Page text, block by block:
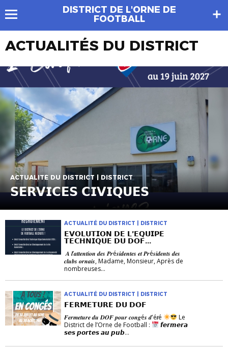
DISTRICT DE L'ORNE DE
FOOTBALL
ACTUALITÉS DU DISTRICT
ACTUALITÉ DU DISTRICT | DISTRICT
𝗦𝗘𝗥𝗩𝗜𝗖𝗘𝗦 𝗖𝗜𝗩𝗜𝗤𝗨𝗘𝗦
ACTUALITÉ DU DISTRICT | DISTRICT
𝗘𝗩𝗢𝗟𝗨𝗧𝗜𝗢𝗡 𝗗𝗘 𝗟’𝗘𝗤𝗨𝗜𝗣𝗘
𝗧𝗘𝗖𝗛𝗡𝗜𝗤𝗨𝗘 𝗗𝗨 𝗗𝗢𝗙...
𝑨 𝒍’𝒂𝒕𝒕𝒆𝒏𝒕𝒊𝒐𝒏 𝒅𝒆𝒔 𝑷𝒓é𝒔𝒊𝒅𝒆𝒏𝒕𝒆𝒔 𝒆𝒕 𝑷𝒓é𝒔𝒊𝒅𝒆𝒏𝒕𝒔 𝒅𝒆𝒔
𝒄𝒍𝒖𝒃𝒔 𝒐𝒓𝒏𝒂𝒊𝒔, Madame, Monsieur, Après de
nombreuses...
ACTUALITÉ DU DISTRICT | DISTRICT
𝗙𝗘𝗥𝗠𝗘𝗧𝗨𝗥𝗘 𝗗𝗨 𝗗𝗢𝗙
𝑭𝒆𝒓𝒎𝒆𝒕𝒖𝒓𝒆 𝒅𝒖 𝑫𝑶𝑭 𝒑𝒐𝒖𝒓 𝒄𝒐𝒏𝒈é𝒔 𝒅'é𝒕é
Le
District de l’Orne de Football :
𝙛𝙚𝙧𝙢𝙚𝙧𝙖
𝙨𝙚𝙨 𝙥𝙤𝙧𝙩𝙚𝙨 𝙖𝙪 𝙥𝙪𝙗...